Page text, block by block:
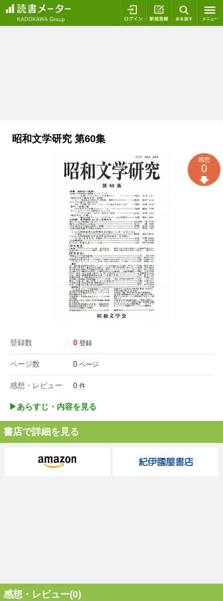
ログイン 新規登録
昭和文学研究 第60集
登録数 0 登録
ページ数 0 ページ
感想・レビュー 0 件
感想
0
▶︎あらすじ・内容を見る
書店で詳細を見る
感想・レビュー(0)